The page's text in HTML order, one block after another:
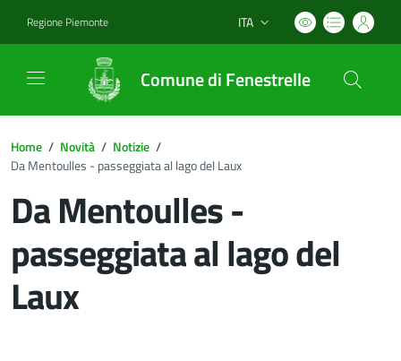
Regione Piemonte Lingua attiva:
ITA
Comune di Fenestrelle
Home / Novità / Notizie /
Da Mentoulles - passeggiata al lago del Laux
Da Mentoulles -
passeggiata al lago del
Laux